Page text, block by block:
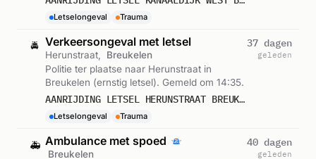
Letselongeval Trauma
🚔 Verkeersongeval met letsel
Herunstraat,
Breukelen
Politie ter plaatse naar Herunstraat in
Breukelen (ernstig letsel). Gemeld om 14:35.
AANRIJDING LETSEL HERUNSTRAAT BREUKELEN
Letselongeval Trauma
37 dagen
geleden
🚑 Ambulance met spoed
Breukelen
40 dagen
geleden